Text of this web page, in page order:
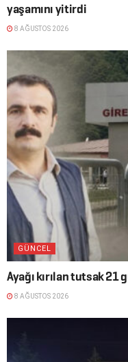
yaşamını yitirdi
8 AĞUSTOS 2026
GÜNCEL
Ayağı kırılan tutsak
8 AĞUSTOS 2026